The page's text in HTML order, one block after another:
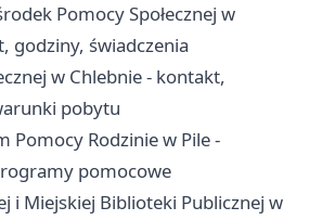
Pomocy Społecznej w
godziny, świadczenia
w Chlebnie - kontakt,
pobytu
Pomocy Rodzinie w Pile -
pomocowe
i Miejskiej Biblioteki Publicznej w